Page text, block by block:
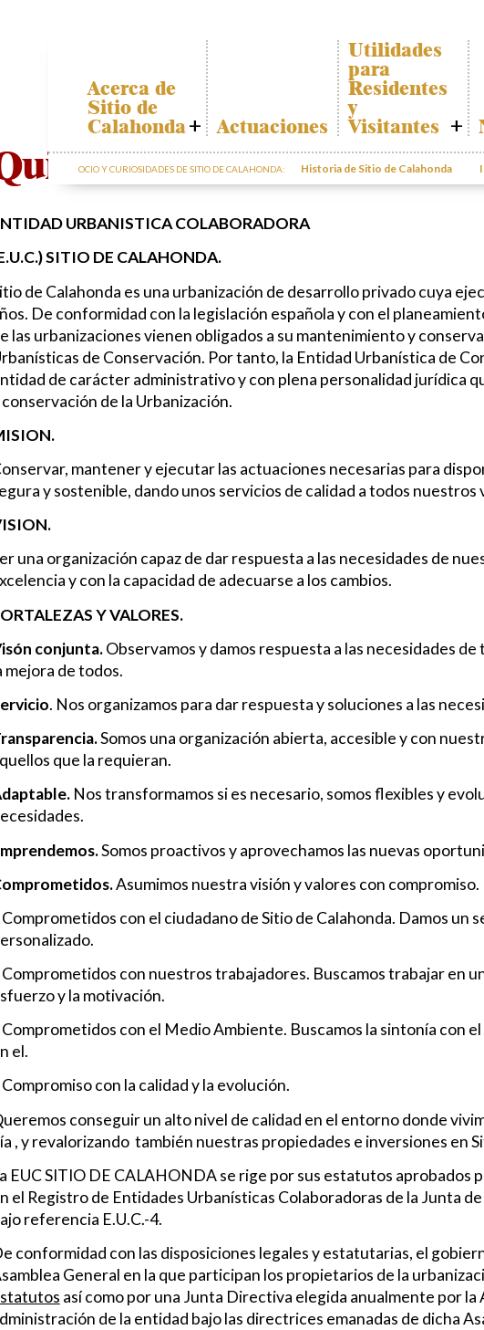
Acerca de
Sitio de
Calahonda
Quiénes somos
Junta Directiva
Actas e
Anuales
Sitio de
Calahonda en
cifras
Contactar
Actuaciones
Utilidades
para
Residentes
y
Visitantes
Plano de
Calahonda
Transporte
sobre podas
OCIO Y CURIOSIDADES DE SITIO DE CALAHONDA: Historia de Sitio de Calahonda
somos
URBANISTICA COLABORADORA
SITIO DE CALAHONDA.
de Calahonda es una urbanización de desarrollo privado cuya
De conformidad con la legislación española y con el
las urbanizaciones vienen obligados a su mantenimiento y
de Conservación. Por tanto, la Entidad Urbanística de
de carácter administrativo y con plena personalidad jurídica
de la Urbanización.
mantener y ejecutar las actuaciones necesarias para
y sostenible, dando unos servicios de calidad a todos nuestros
una organización capaz de dar respuesta a las necesidades de
y con la capacidad de adecuarse a los cambios.
Y VALORES.
conjunta.Observamos y damos respuesta a las necesidades
mejora de todos.
. Nos organizamos para dar respuesta y soluciones a las
Somos una organización abierta, accesible y con
que la requieran.
Nos transformamos si es necesario, somos flexibles y
Somos proactivos y aprovechamos las nuevas
Asumimos nuestra visión y valores con compromiso.
Comprometidos con el ciudadano de Sitio de Calahonda. Damos un
Comprometidos con nuestros trabajadores. Buscamos trabajar en
y la motivación.
Comprometidos con el Medio Ambiente. Buscamos la sintonía con
el.
Compromiso con la calidad y la evolución.
conseguir un alto nivel de calidad en el entorno donde
, y revalorizando también nuestras propiedades e inversiones en
EUC SITIO DE CALAHONDA se rige por sus estatutos aprobados
el Registro de Entidades Urbanísticas Colaboradoras de la Junta
referencia E.U.C.-4.
conformidad con las disposiciones legales y estatutarias, el
General en la que participan los propietarios de la
así como por una Junta Directiva elegida anualmente por la
de la entidad bajo las directrices emanadas de dicha